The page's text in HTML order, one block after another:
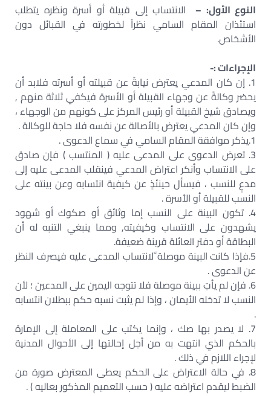
النوع الأول: – الانتساب إلى قبيلة أو أسرة ونظره يتطلب
استئذان المقام السامي نظراً لخطورته في القبائل دون
الأشخاص.
الإجراءات :-
1. إن كان المدعي يعترض نيابةً عن قبيلته أو أسرته فلابد أن
يحضر وكالةً عن وجهاء القبيلة أو الأسرة فيكفي ثلاثة منهم ,
ويصادق شيخ القبيلة أو رئيس المركز على كونهم من الوجهاء ،
وإن كان المدعي يعترض بالأصالة عن نفسه فلا حاجة للوكالة .
1.يذكر موافقة المقام السامي في سماع الدعوى .
3. تعرض الدعوى على المدعى عليه ( المنتسب ) فإن صادق
على الانتساب وأنكر اعتراض المدعي فينقلب المدعى عليه إلى
مدعٍ للنسب ، فيسأل حينئذٍ عن كيفية انتسابه وعن بينته على
النسب للقبيلة أو الأسرة .
4. تكون البينة على النسب إما وثائق أو صكوك أو شهود
يشهدون على الانتساب وكيفيته, ومما ينبغي التنبه له أن
البطاقة أو دفتر العائلة قرينة ضعيفة.
5.فإذا كانت البينة موصلة ًلانتساب المدعى عليه فيصرف النظر
عن الدعوى .
6. فإن لم يأتِ ببينة موصلة فلا تتوجه اليمين على المدعين ؛ لأن
النسب لا تدخله الأيمان ، وإذا لم يثبت نسبه حكم ببطلان انتسابه
.
7. لا يصدر بها صك ، وإنما يكتب على المعاملة إلى الإمارة
بالحكم الذي انتهت به من أجل إحالتها إلى الأحوال المدنية
لإجراء اللازم في ذلك .
8. في حالة الاعتراض على الحكم يعطى المعترض صورة من
الضبط ليقدم اعتراضه عليه ( حسب التعميم المذكور بعاليه ) .